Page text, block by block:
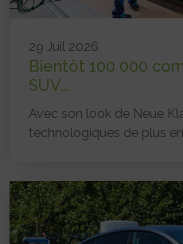
29 Juil 2026
Bientôt 100 000
SUV...
Avec son look de Neue
technologiques de plus